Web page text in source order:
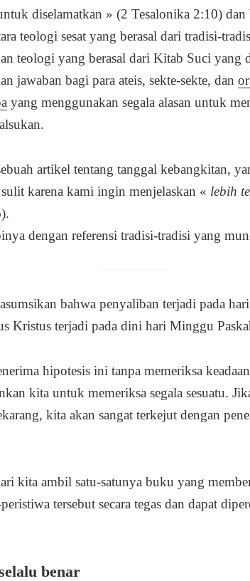
diselamatkan » (2 Tesalonika 2:10) dan
teologi sesat yang berasal dari tradisi-
teologi yang berasal dari Kitab Suci yang
jawaban bagi para ateis, sekte-sekte, dan
yang menggunakan segala alasan untuk
artikel tentang tanggal kebangkitan,
karena kami ingin menjelaskan « lebih
dengan referensi tradisi-tradisi yang
bahwa penyaliban terjadi pada
Kristus terjadi pada dini hari Minggu
hipotesis ini tanpa memeriksa
kita untuk memeriksa segala sesuatu.
kita akan sangat terkejut dengan
kita ambil satu-satunya buku yang
tersebut secara tegas dan dapat
benar